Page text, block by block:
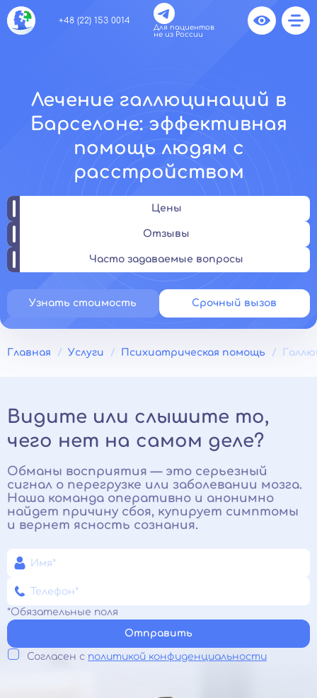
+48 (22) 153 0014
Для пациентов
не из России
Лечение галлюцинаций в
Барселоне: эффективная
помощь людям с
расстройством
Цены
Отзывы
Часто задаваемые вопросы
Узнать стоимость Срочный вызов
Главная Услуги Психиатрическая помощь
Видите или слышите то,
чего нет на самом деле?
Обманы восприятия — это серьезный
сигнал о перегрузке или заболевании мозга.
Наша команда оперативно и анонимно
найдет причину сбоя, купирует симптомы
и вернет ясность сознания.
*Обязательные поля
Отправить
Согласен с политикой конфиденциальности